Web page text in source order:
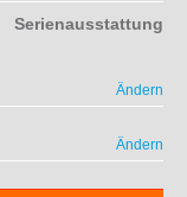
Serienausstattung
Ändern
Ändern